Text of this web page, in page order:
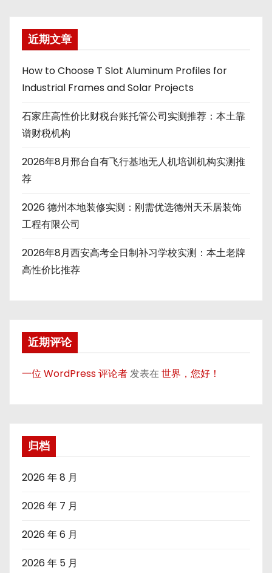
近期文章
How to Choose T Slot Aluminum Profiles for
Industrial Frames and Solar Projects
石家庄高性价比财税台账托管公司实测推荐：本土靠
谱财税机构
2026年8月邢台自有飞行基地无人机培训机构实测推
荐
2026 德州本地装修实测：刚需优选德州天禾居装饰
工程有限公司
2026年8月西安高考全日制补习学校实测：本土老牌
高性价比推荐
近期评论
一位 WordPress 评论者发表在世界，您好！
归档
2026 年 8 月
2026 年 7 月
2026 年 6 月
2026 年 5 月